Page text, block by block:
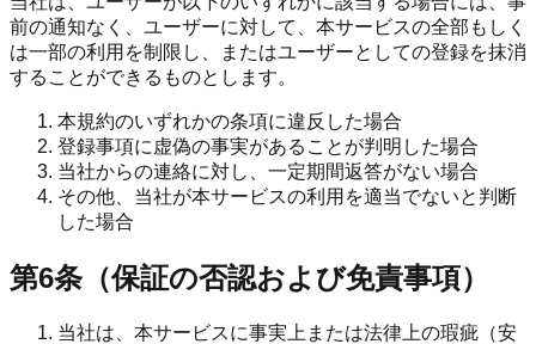
前の通知なく、ユーザーに対して、本サービスの全部もしく
は一部の利用を制限し、またはユーザーとしての登録を抹消
することができるものとします。
本規約のいずれかの条項に違反した場合
登録事項に虚偽の事実があることが判明した場合
当社からの連絡に対し、一定期間返答がない場合
その他、当社が本サービスの利用を適当でないと判断
した場合
第6条（保証の否認および免責事項）
当社は、本サービスに事実上または法律上の瑕疵（安